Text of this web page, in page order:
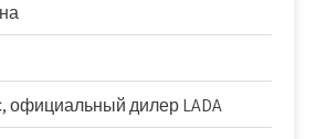
официальный дилер LADA